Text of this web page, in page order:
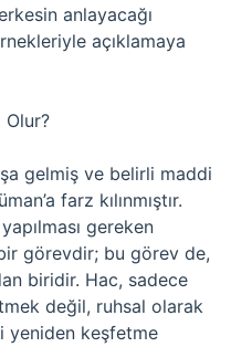
anlayacağı
açıklamaya
Olur?
gelmiş ve belirli maddi
farz kılınmıştır.
gereken
görevdir; bu görev de,
biridir. Hac, sadece
değil, ruhsal olarak
yeniden keşfetme